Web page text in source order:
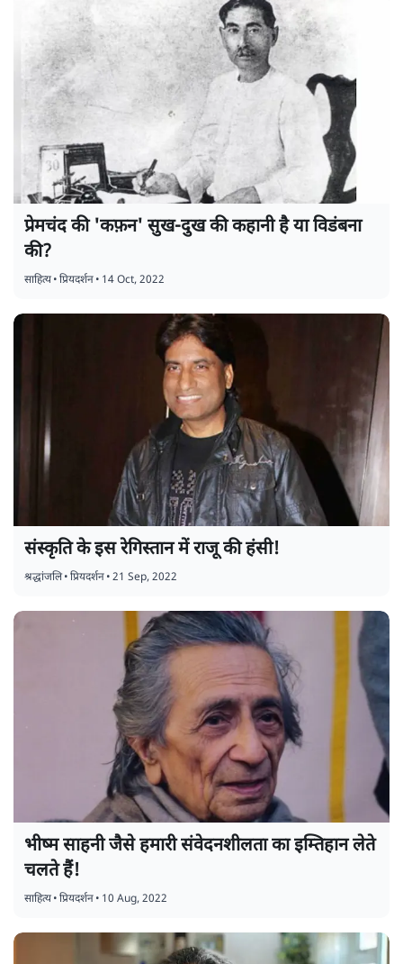
प्रेमचंद की 'कफ़न' सुख-दुख की कहानी है या विडंबना
की?
साहित्य•प्रियदर्शन• 14 Oct, 2022
संस्कृति के इस रेगिस्तान में राजू की हंसी!
श्रद्धांजलि•प्रियदर्शन•21 Sep, 2022
भीष्म साहनी जैसे हमारी संवेदनशीलता का इम्तिहान लेते
चलते हैं!
साहित्य•प्रियदर्शन• 10 Aug, 2022